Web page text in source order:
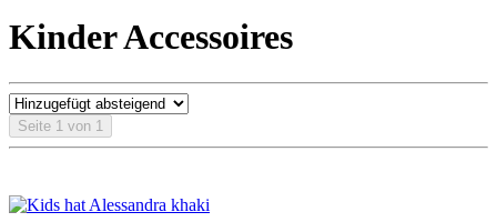
Kinder Accessoires
Seite 1 von 1